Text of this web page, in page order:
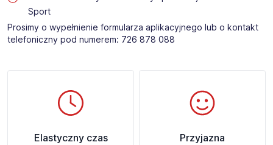
Sport
Prosimy o wypełnienie formularza aplikacyjnego lub o kontakt
telefoniczny pod numerem: 726 878 088 ​​
Elastyczny czas
Przyjazna